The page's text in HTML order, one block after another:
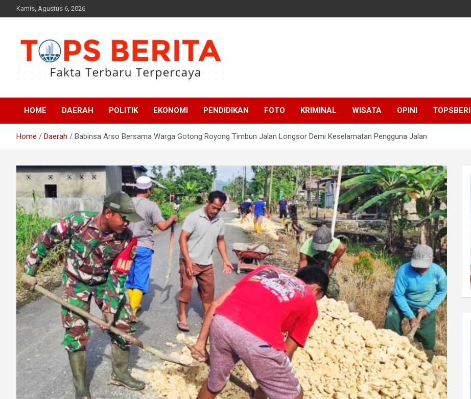
to
Kamis, Agustus 6, 2026
Tops Berita
HOME DAERAH POLITIK EKONOMI PENDIDIKAN FOTO KRIMINAL WISATA OPINI
Home Daerah Babinsa Arso Bersama Warga Gotong Royong Timbun Jalan Longsor Demi Keselamatan Pengguna Jalan